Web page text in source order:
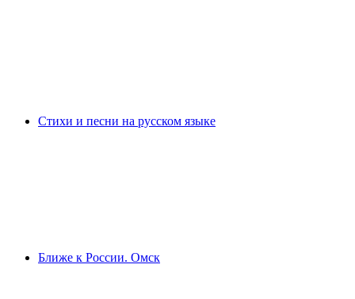
Стихи и песни на русском языке
Ближе к России. Омск